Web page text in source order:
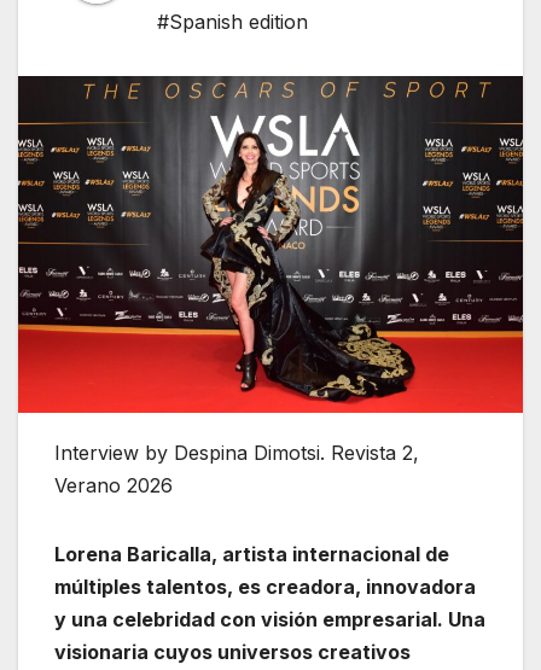
#Spanish edition
Interview by Despina Dimotsi. Revista 2,
Verano 2026
Lorena Baricalla, artista internacional de
múltiples talentos, es creadora, innovadora
y una celebridad con visión empresarial. Una
visionaria cuyos universos creativos